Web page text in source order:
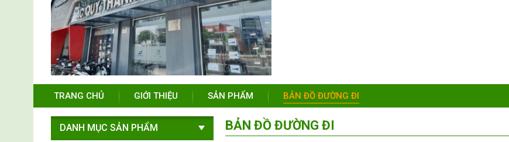
TRANG CHỦ GIỚI THIỆU SẢN PHẨM BẢN ĐỒ ĐƯỜNG ĐI
DANH MỤC SẢN PHẨM
BẢN ĐỒ ĐƯỜNG ĐI